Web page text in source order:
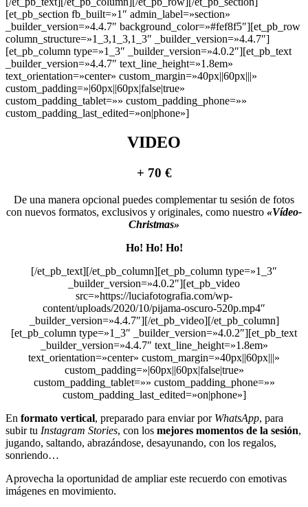
[et_pb_section fb_built=»1″ admin_label=»section»
_builder_version=»4.4.7″ background_color=»#fef8f5″][et_pb_row
column_structure=»1_3,1_3,1_3″ _builder_version=»4.4.7″]
[et_pb_column type=»1_3″ _builder_version=»4.0.2″][et_pb_text
_builder_version=»4.4.7″ text_line_height=»1.8em»
text_orientation=»center» custom_margin=»40px||60px|||»
custom_padding=»|60px||60px|false|true»
custom_padding_tablet=»» custom_padding_phone=»»
custom_padding_last_edited=»on|phone»]
VIDEO
+ 70 €
De una manera opcional puedes complementar tu sesión de fotos
con nuevos formatos, exclusivos y originales, como nuestro «Vídeo-
Christmas»
Ho! Ho! Ho!
[/et_pb_text][/et_pb_column][et_pb_column type=»1_3″
_builder_version=»4.0.2″][et_pb_video
src=»https://luciafotografia.com/wp-
content/uploads/2020/10/pijama-oscuro-520p.mp4″
_builder_version=»4.4.7″][/et_pb_video][/et_pb_column]
[et_pb_column type=»1_3″ _builder_version=»4.0.2″][et_pb_text
_builder_version=»4.4.7″ text_line_height=»1.8em»
text_orientation=»center» custom_margin=»40px||60px|||»
custom_padding=»|60px||60px|false|true»
custom_padding_tablet=»» custom_padding_phone=»»
custom_padding_last_edited=»on|phone»]
En formato vertical, preparado para enviar por WhatsApp, para
subir tu Instagram Stories, con los mejores momentos de la sesión,
jugando, saltando, abrazándose, desayunando, con los regalos,
sonriendo…
Aprovecha la oportunidad de ampliar este recuerdo con emotivas
imágenes en movimiento.